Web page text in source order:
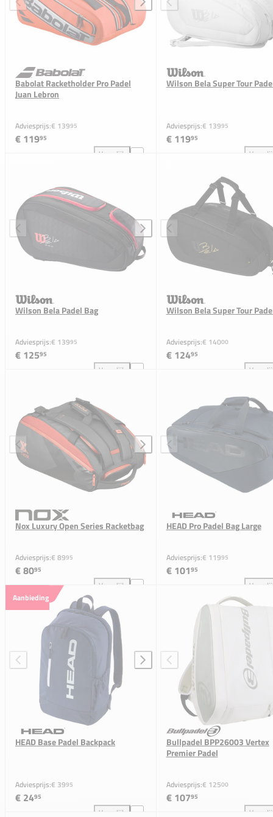
Babolat Racketholder Pro Padel
Juan Lebron
Adviesprijs:€ 13995
€ 11995
Vergelijk
Wilson Bela Super Tour
Adviesprijs:€ 13995
€ 11995
Wilson Bela Padel Bag
Adviesprijs:€ 13995
€ 12595
Vergelijk
Wilson Bela Super Tour
Adviesprijs:€ 14000
€ 12495
Nox Luxury Open Series Racketbag
Adviesprijs:€ 8995
€ 8095
Vergelijk
Nox Luxury Open Series Racketbag toevoegen
HEAD Pro Padel Bag Large
Adviesprijs:€ 11995
€ 10195
Aanbieding
HEAD Base Padel Backpack
Adviesprijs:€ 3995
€ 2495
Vergelijk
Bullpadel BPP26003 Vertex
Premier Padel
Adviesprijs:€ 12500
€ 10795